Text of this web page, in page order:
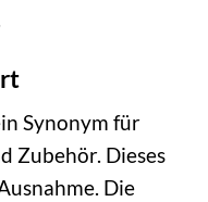
Synonym für
Zubehör. Dieses
Die